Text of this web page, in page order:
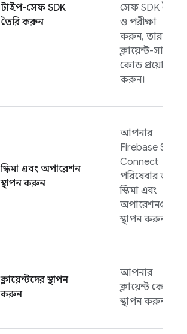
টাইপ-সেফ SDK
তৈরি করুন
সেফ SDK তৈরি
ও পরীক্ষা
করুন, তারপর
ক্লায়েন্ট-সাইড
কোড প্রয়োগ
করুন।
স্কিমা এবং অপারেশন
স্থাপন করুন
আপনার
Firebase SQL
Connect
পরিষেবার জন্য
স্কিমা এবং
অপারেশনগুলি
স্থাপন করুন।
ক্লায়েন্টদের স্থাপন
করুন
আপনার
ক্লায়েন্ট কোড
স্থাপন করুন